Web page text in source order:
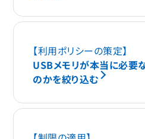
【利用ポリシーの策定】
USBメモリが本当に必要
のかを絞り込む